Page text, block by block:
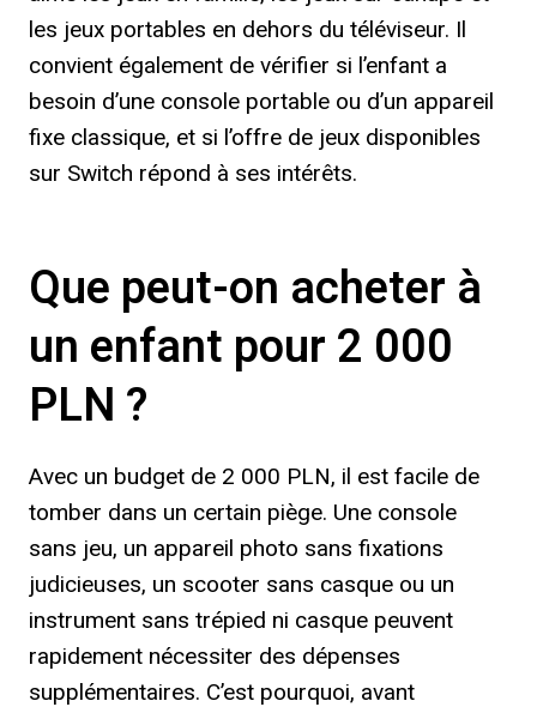
les jeux portables en dehors du téléviseur. Il
convient également de vérifier si l’enfant a
besoin d’une console portable ou d’un appareil
fixe classique, et si l’offre de jeux disponibles
sur Switch répond à ses intérêts.
Que peut-on acheter à
un enfant pour 2 000
PLN ?
Avec un budget de 2 000 PLN, il est facile de
tomber dans un certain piège. Une console
sans jeu, un appareil photo sans fixations
judicieuses, un scooter sans casque ou un
instrument sans trépied ni casque peuvent
rapidement nécessiter des dépenses
supplémentaires. C’est pourquoi, avant